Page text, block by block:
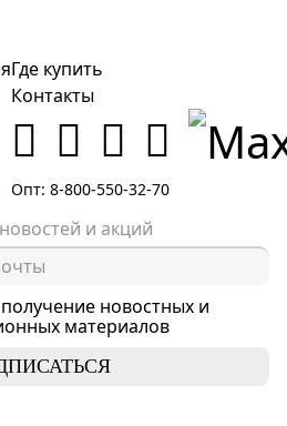
Где купить
Контакты
Опт: 8-800-550-32-70
и акций
новостных и
материалов